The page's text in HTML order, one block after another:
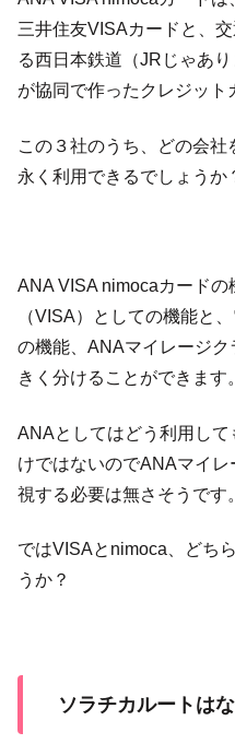
三井住友VISAカードと、
る西日本鉄道（JRじゃあ
が協同で作ったクレジット
この３社のうち、どの会
永く利用できるでしょうか
ANA VISA nimocaカード
（VISA）としての機能と
の機能、ANAマイレージ
きく分けることができます。
ANAとしてはどう利用し
けではないのでANAマイ
視する必要は無さそうです。
ではVISAとnimoca、どち
うか？
ソラチカルートは